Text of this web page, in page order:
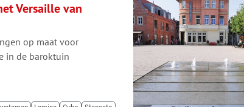
Versaille van
op maat voor
in de baroktuin